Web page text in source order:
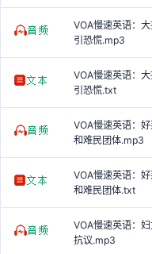
VOA慢速英语：
引恐慌.mp3
VOA慢速英语：
引恐慌.txt
VOA慢速英语：
和难民团体.mp3
VOA慢速英语：
和难民团体.txt
VOA慢速英语：
抗议.mp3